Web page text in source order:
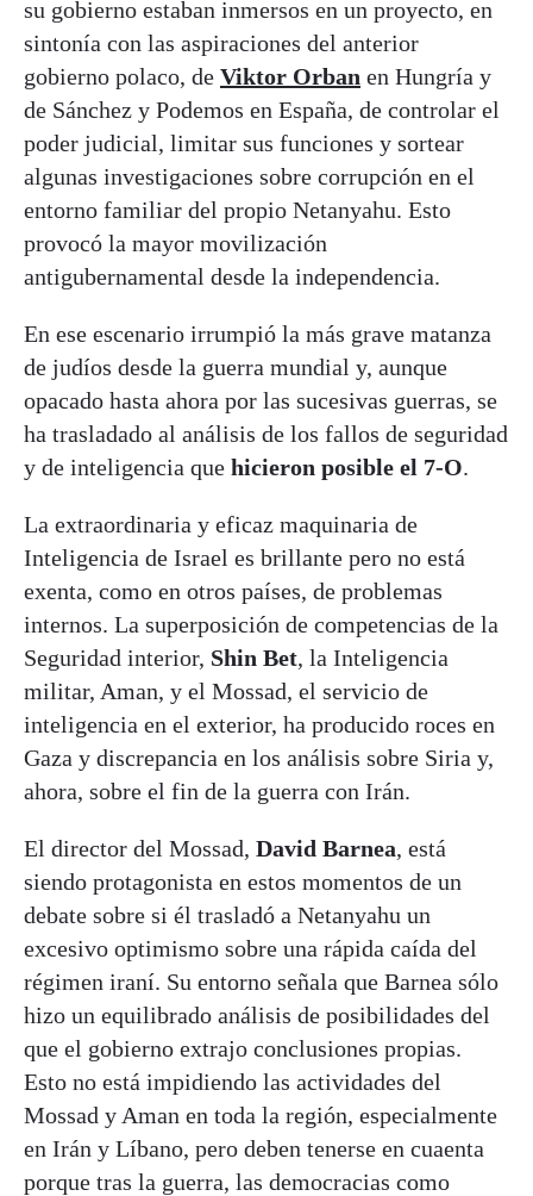
su gobierno estaban inmersos en un proyecto, en
sintonía con las aspiraciones del anterior
gobierno polaco, de Viktor Orban en Hungría y
de Sánchez y Podemos en España, de controlar el
poder judicial, limitar sus funciones y sortear
algunas investigaciones sobre corrupción en el
entorno familiar del propio Netanyahu. Esto
provocó la mayor movilización
antigubernamental desde la independencia.
En ese escenario irrumpió la más grave matanza
de judíos desde la guerra mundial y, aunque
opacado hasta ahora por las sucesivas guerras, se
ha trasladado al análisis de los fallos de seguridad
y de inteligencia que hicieron posible el 7-O.
La extraordinaria y eficaz maquinaria de
Inteligencia de Israel es brillante pero no está
exenta, como en otros países, de problemas
internos. La superposición de competencias de la
Seguridad interior, Shin Bet, la Inteligencia
militar, Aman, y el Mossad, el servicio de
inteligencia en el exterior, ha producido roces en
Gaza y discrepancia en los análisis sobre Siria y,
ahora, sobre el fin de la guerra con Irán.
El director del Mossad, David Barnea, está
siendo protagonista en estos momentos de un
debate sobre si él trasladó a Netanyahu un
excesivo optimismo sobre una rápida caída del
régimen iraní. Su entorno señala que Barnea sólo
hizo un equilibrado análisis de posibilidades del
que el gobierno extrajo conclusiones propias.
Esto no está impidiendo las actividades del
Mossad y Aman en toda la región, especialmente
en Irán y Líbano, pero deben tenerse en cuaenta
porque tras la guerra, las democracias como